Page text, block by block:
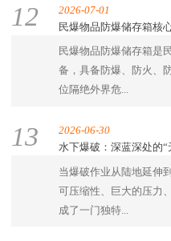
12
2026-07-01
民爆物品防爆储存箱核
民爆物品防爆储存箱是
备，具备防爆、防火、
位隔绝外界危...
13
2026-06-30
水下爆破：深蓝深处的“
当爆破作业从陆地延伸
可压缩性、巨大的压力
成了一门独特...